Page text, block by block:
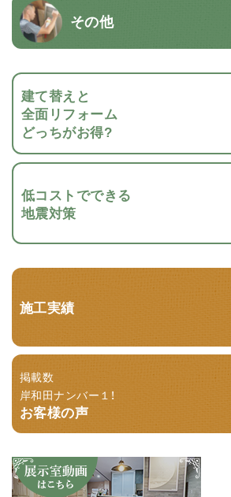
その他
建て替えと
全面リフォーム
どっちがお得?
低コストでできる
地震対策
施工実績
掲載数
岸和田ナンバー１！
お客様の声